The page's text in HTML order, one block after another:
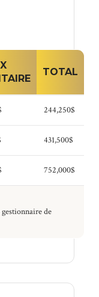
TOTAL
244,250$
431,500$
752,000$
de